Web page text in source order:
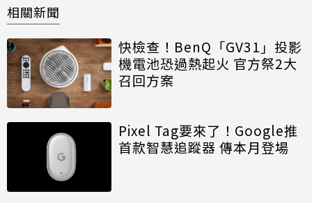
相關新聞
快檢查！BenQ「GV31」投影
機電池恐過熱起火 官方祭2大
召回方案
Pixel Tag要來了！Google推
首款智慧追蹤器 傳本月登場